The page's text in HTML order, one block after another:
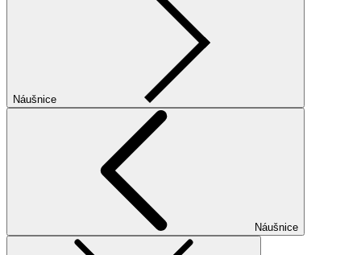
Náušnice
Náušnice